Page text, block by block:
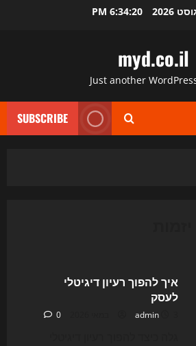
6:34:20 PM
myd.co.il
Just another
SUBSCRIBE
איך להפוך רעיון דיגיטלי
לעסק
admin
0